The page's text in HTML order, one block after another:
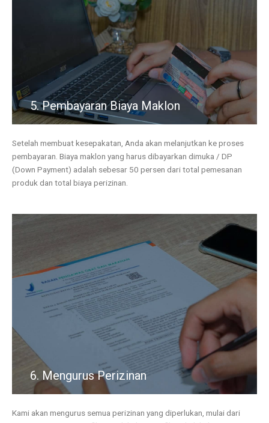
5. Pembayaran Biaya Maklon
Setelah membuat kesepakatan, Anda akan melanjutkan ke proses
pembayaran. Biaya maklon yang harus dibayarkan dimuka / DP
(Down Payment) adalah sebesar 50 persen dari total pemesanan
produk dan total biaya perizinan.
6. Mengurus Perizinan
Kami akan mengurus semua perizinan yang diperlukan, mulai dari